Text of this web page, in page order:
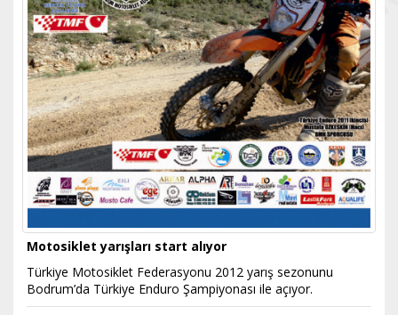
Motosiklet yarışları start alıyor
Türkiye Motosiklet Federasyonu 2012 yarış sezonunu
Bodrum’da Türkiye Enduro Şampiyonası ile açıyor.